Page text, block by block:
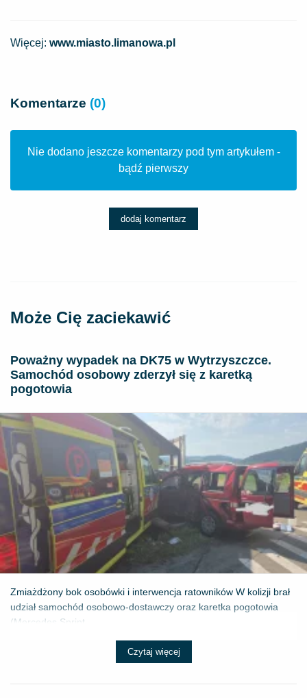
Więcej: www.miasto.limanowa.pl
Komentarze (0)
Nie dodano jeszcze komentarzy pod tym artykułem -
bądź pierwszy
dodaj komentarz
Może Cię zaciekawić
Poważny wypadek na DK75 w Wytrzyszczce.
Samochód osobowy zderzył się z karetką
pogotowia
Zmiażdżony bok osobówki i interwencja ratowników W kolizji brał
udział samochód osobowo-dostawczy oraz karetka pogotowia
(Mercedes Sprint...
Czytaj więcej